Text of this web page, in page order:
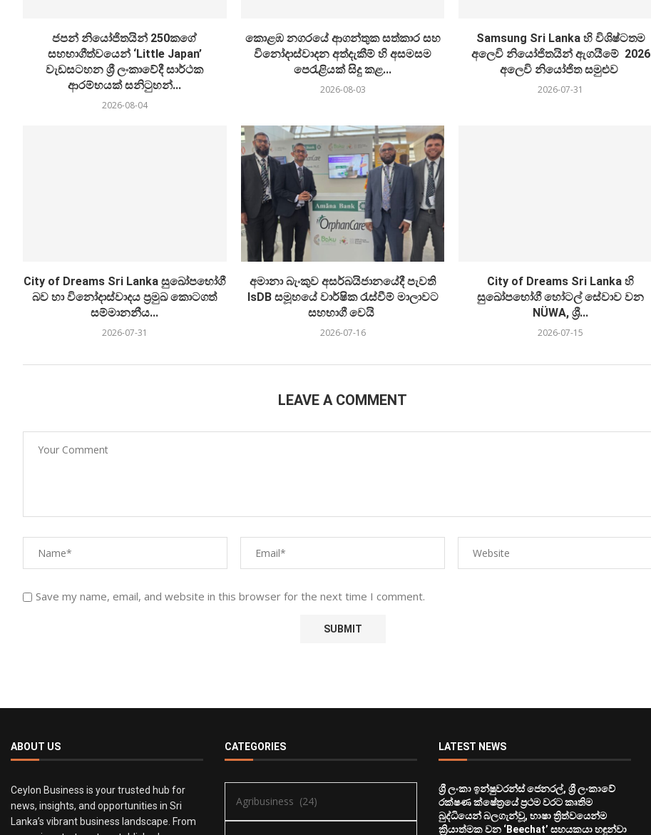
ජපන් නියෝජිතයින් 250කගේ
සහභාගීත්වයෙන් ‘Little Japan’
වැඩසටහන ශ්‍රී ලංකාවේදී සාර්ථක
ආරම්භයක් සනිටුහන්...
2026-08-04
කොළඹ නගරයේ ආගන්තුක සත්කාර සහ
විනෝදාස්වාදන අත්දැකීම් හි අසමසම
පෙරැළියක් සිදු කළ...
2026-08-03
Samsung Sri Lanka හි විශිෂ්ටතම
අලෙවි නියෝජිතයින් ඇගයීමේ 2026
අලෙවි නියෝජිත සමුළුව
2026-07-31
City of Dreams Sri Lanka සුඛෝපභෝගී
බව හා විනෝදාස්වාදය ප්‍රමුඛ කොටගත්
සම්මානනීය...
2026-07-31
අමානා බැංකුව අසර්බයිජානයේදී පැවති
IsDB සමූහයේ වාර්ෂික රැස්වීම් මාලාවට
සහභාගී වෙයි
2026-07-16
City of Dreams Sri Lanka හි
සුඛෝපභෝගී හෝටල් සේවාව වන
NÜWA, ශ්‍රී...
2026-07-15
LEAVE A COMMENT
Save my name, email, and website in this browser for the next time I comment.
ABOUT US
Ceylon Business is your trusted hub for
news, insights, and opportunities in Sri
Lanka’s vibrant business landscape. From
CATEGORIES LATEST NEWS
ශ්‍රී ලංකා ඉන්ෂුවරන්ස් ජෙනරල්, ශ්‍රී ලංකාවේ
රක්ෂණ ක්ෂේත්‍රයේ ප්‍රථම වරට කෘතිම
බුද්ධියෙන් බලගැන්වූ, භාෂා ත්‍රිත්වයෙන්ම
ක්‍රියාත්මක වන ‘Beechat’ සහයකයා හඳුන්වා